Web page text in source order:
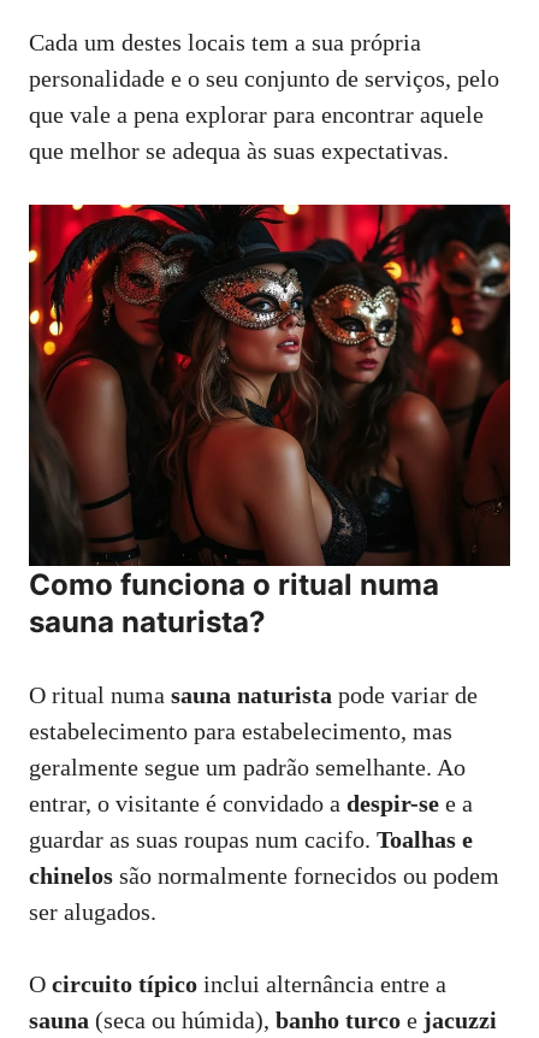
Cada um destes locais tem a sua própria
personalidade e o seu conjunto de serviços, pelo
que vale a pena explorar para encontrar aquele
que melhor se adequa às suas expectativas.
Como funciona o ritual numa
sauna naturista?
O ritual numa sauna naturista pode variar de
estabelecimento para estabelecimento, mas
geralmente segue um padrão semelhante. Ao
entrar, o visitante é convidado a despir-se e a
guardar as suas roupas num cacifo. Toalhas e
chinelos são normalmente fornecidos ou podem
ser alugados.
O circuito típico inclui alternância entre a
sauna (seca ou húmida), banho turco e jacuzzi